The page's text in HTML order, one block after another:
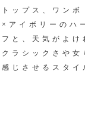
トップス、ワン
×アイボリーのハ
フと、天気がよ
ラシックさや女
感じさせるスタ